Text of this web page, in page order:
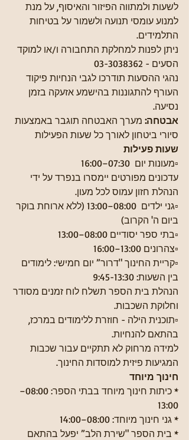
לשעות ולמתווה הפיזור והאיסוף, על מנת
למנוע עומסי תנועה ולשמור על בטיחות
התלמידים.
ניתן לפנות למחלקת התחבורה ו/או למוקד
הסעים - 03-3038362
נהגי ההסעות תודרכו לגבי הנחיות פיקוד
העורף להתגוננות בהישמע אזעקה בזמן
נסיעה.
אבטחה: מערך האבטחה תוגבר באמצעות
סיורי ביטחון לאורך כל שעות הפעילות
שעות פעילות
▫️מעונות יום  07:30–16:00
עדכונים מפורטים יימסרו בנפרד על ידי
הנהלת חזון עמוס לכל מעון.
▫️גני ילדים  08:00–13:00 (ללא ארוחת בוקר
ביום ה' הקרוב)
▫️בתי ספר יסודיים 08:00–13:00
▫️צהרונים 13:00–16:00
▫️קריית החינוך "דרור” יום חמישי: לימודים
בין השעות: 9:45-13:30
הנהלת בית הספר תשלח לוח זמנים מסודר
וחלוקת השכבות.
▫️תוכנית הילה - חוזרת ללימודים במרכז,
בהתאם להנחיות.
למידה מרחוק לא תתקיים עבור שכבות
המגיעות פיזית למוסדות החינוך.
חינוך מיוחד
* כיתות חינוך מיוחד בבתי הספר: 08:00–
13:00
* גני חינוך מיוחד: 08:00–14:00
* בית הספר "שירת הלב” יפעל בהתאם